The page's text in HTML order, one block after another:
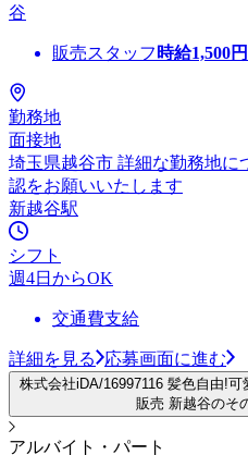
谷
販売スタッフ 時給1,500
勤務地
面接地
埼玉県越谷市 詳細な勤務地に
認をお願いいたします
新越谷駅
シフト
週4日からOK
交通費支給
詳細を見る 応募画面に進む
株式会社iDA/16997116 髪色自由!
販売 新越谷のそ
アルバイト・パート